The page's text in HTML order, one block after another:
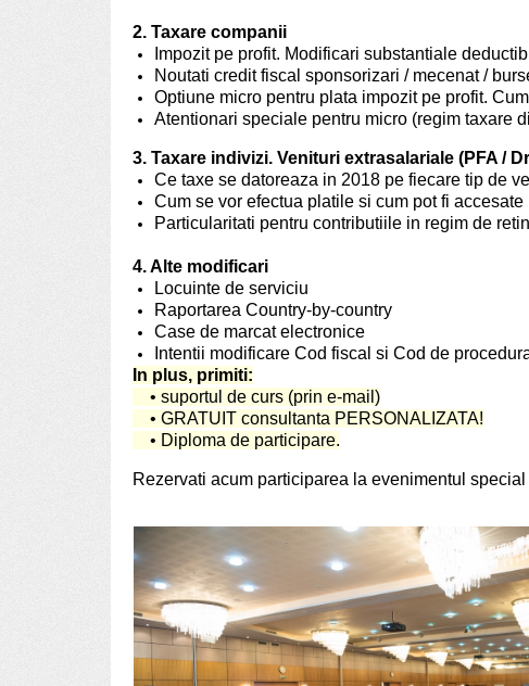
2. Taxare companii
Impozit pe profit. Modificari substantiale
Noutati credit fiscal sponsorizari / mecenat /
Optiune micro pentru plata impozit pe profit.
Atentionari speciale pentru micro (regim taxare
3. Taxare indivizi. Venituri extrasalariale (PFA /
Ce taxe se datoreaza in 2018 pe fiecare tip de
Cum se vor efectua platile si cum pot fi
Particularitati pentru contributiile in regim de
4. Alte modificari
Locuinte de serviciu
Raportarea Country-by-country
Case de marcat electronice
Intentii modificare Cod fiscal si Cod de
In plus, primiti:
• suportul de curs (prin e-mail)
• GRATUIT consultanta PERSONALIZATA!
• Diploma de participare.
Rezervati acum participarea la evenimentul